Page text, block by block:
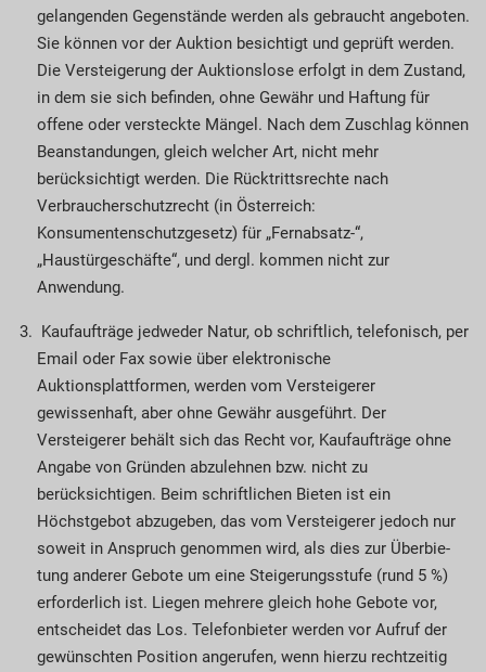
gelangenden Gegenstände werden als gebraucht angeboten.
Sie können vor der Auktion besichtigt und geprüft werden.
Die Versteigerung der Auktionslose erfolgt in dem Zustand,
in dem sie sich befinden, ohne Gewähr und Haftung für
offene oder versteckte Mängel. Nach dem Zu­­schlag können
Beanstandungen, gleich welcher Art, nicht mehr
berücksichtigt werden. Die Rück­tritts­rechte nach
Verbraucherschutzrecht (in Öster­reich:
Konsumentenschutzgesetz) für „Fernabsatz-“,
„Haustürgeschäfte“, und dergl. kommen nicht zur
Anwendung.
Kaufaufträge jedweder Natur, ob schriftlich, telefonisch, per
Email oder Fax sowie über elek­tronische
Auktionsplattformen, werden vom Ver­steigerer
gewissenhaft, aber ohne Gewähr ausgeführt. Der
Versteigerer behält sich das Recht vor, Kaufaufträge ohne
Angabe von Gründen abzulehnen bzw. nicht zu
berücksichtigen. Beim schriftlichen Bieten ist ein
Höchstgebot abzugeben, das vom Versteigerer jedoch nur
soweit in Anspruch genommen wird, als dies zur Über­bie­
tung anderer Gebote um eine Steigerungsstufe (rund 5 %)
er­forderlich ist. Liegen mehrere gleich hohe Gebote vor,
entscheidet das Los. Telefon­bieter werden vor Auf­ruf der
gewünschten Position angerufen, wenn hierzu rechtzeitig